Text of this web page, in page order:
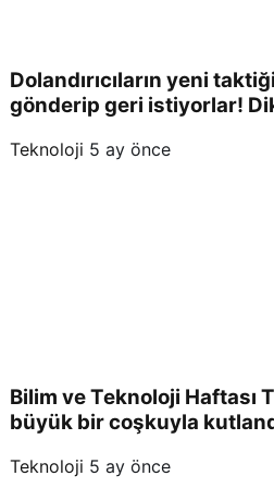
Dolandırıcıların yeni
gönderip geri istiyorlar!
Teknoloji 5 ay önce
Bilim ve Teknoloji Haftası
büyük bir coşkuyla
Teknoloji 5 ay önce